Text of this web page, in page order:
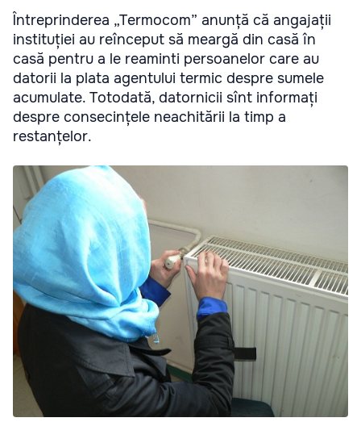
Întreprinderea „Termocom” anunță că angajații
instituției au reînceput să meargă din casă în
casă pentru a le reaminti persoanelor care au
datorii la plata agentului termic despre sumele
acumulate. Totodată, datornicii sînt informați
despre consecințele neachitării la timp a
restanțelor.